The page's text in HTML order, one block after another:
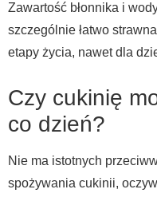
Zawartość błonnika i
szczególnie łatwo
etapy życia, nawet dla
Czy cukinię
co dzień?
Nie ma istotnych
spożywania cukinii,